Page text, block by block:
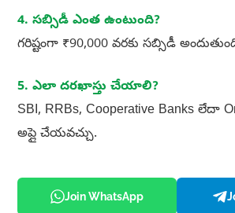
4. సబ్సిడీ ఎంత ఉంటుంది?
గరిష్టంగా ₹90,000 వరకు సబ్సిడీ
5. ఎలా దరఖాస్తు చేయాలి?
SBI, RRBs, Cooperative Banks లేదా
అప్లై చేయవచ్చు.
Join WhatsApp